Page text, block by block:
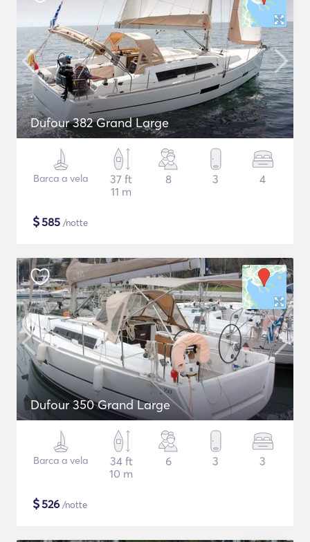
Dufour 382 Grand Large
Barca a vela
37 ft
11 m
8 3 4
$585 /notte
Dufour 350 Grand Large
Barca a vela
34 ft
10 m
6 3 3
$526 /notte